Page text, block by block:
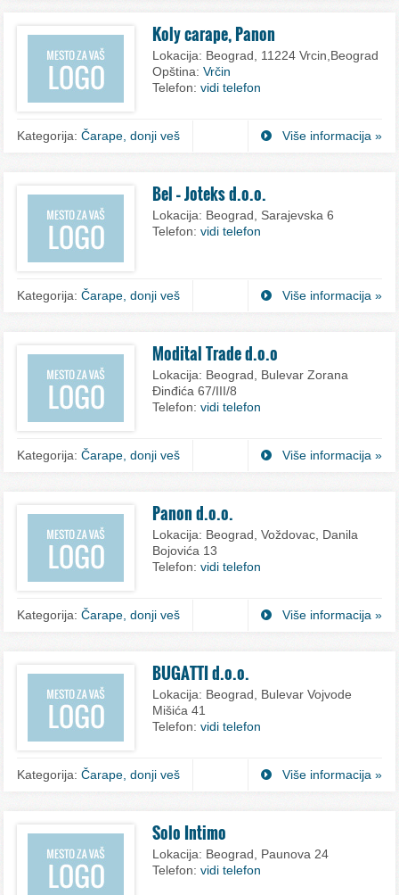
Koly carape, Panon
Lokacija: Beograd, 11224 Vrcin,Beograd
Opština:Vrčin
Telefon:vidi telefon
Kategorija:Čarape, donji veš Više informacija »
Bel – Joteks d.o.o.
Lokacija: Beograd, Sarajevska 6
Telefon:vidi telefon
Kategorija:Čarape, donji veš Više informacija »
Modital Trade d.o.o
Lokacija: Beograd, Bulevar Zorana
Đinđića 67/III/8
Telefon:vidi telefon
Kategorija:Čarape, donji veš Više informacija »
Panon d.o.o.
Lokacija: Beograd, Voždovac, Danila
Bojovića 13
Telefon:vidi telefon
Kategorija:Čarape, donji veš Više informacija »
BUGATTI d.o.o.
Lokacija: Beograd, Bulevar Vojvode
Mišića 41
Telefon:vidi telefon
Kategorija:Čarape, donji veš Više informacija »
Solo Intimo
Lokacija: Beograd, Paunova 24
Telefon:vidi telefon